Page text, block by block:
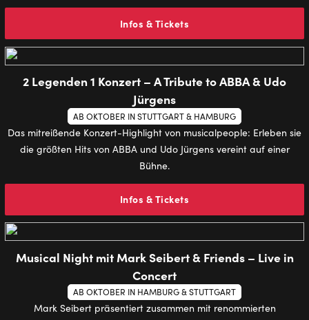
Infos & Tickets
2 Legenden 1 Konzert – A Tribute to ABBA & Udo
Jürgens
AB OKTOBER IN STUTTGART & HAMBURG
Das mitreißende Konzert-Highlight von musicalpeople: Erleben sie
die größten Hits von ABBA und Udo Jürgens vereint auf einer
Bühne.
Infos & Tickets
Musical Night mit Mark Seibert & Friends – Live in
Concert
AB OKTOBER IN HAMBURG & STUTTGART
Mark Seibert präsentiert zusammen mit renommierten